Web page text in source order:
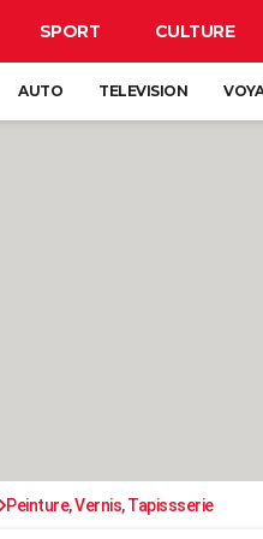
SPORT CULTURE
AUTO TELEVISION
Peinture, Vernis, Tapissserie